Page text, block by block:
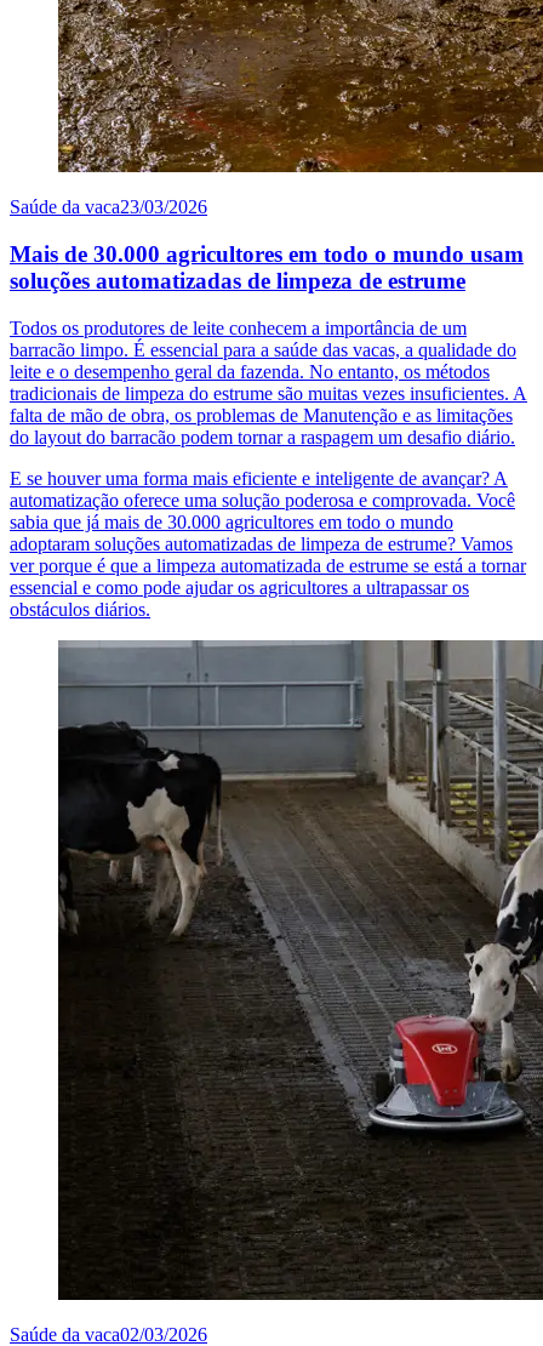
Saúde da vaca23/03/2026
Mais de 30.000 agricultores em todo o mundo usam
soluções automatizadas de limpeza de estrume
Todos os produtores de leite conhecem a importância de um
barracão limpo. É essencial para a saúde das vacas, a qualidade do
leite e o desempenho geral da fazenda. No entanto, os métodos
tradicionais de limpeza do estrume são muitas vezes insuficientes. A
falta de mão de obra, os problemas de Manutenção e as limitações
do layout do barracão podem tornar a raspagem um desafio diário.
E se houver uma forma mais eficiente e inteligente de avançar? A
automatização oferece uma solução poderosa e comprovada. Você
sabia que já mais de 30.000 agricultores em todo o mundo
adoptaram soluções automatizadas de limpeza de estrume? Vamos
ver porque é que a limpeza automatizada de estrume se está a tornar
essencial e como pode ajudar os agricultores a ultrapassar os
obstáculos diários.
Saúde da vaca02/03/2026